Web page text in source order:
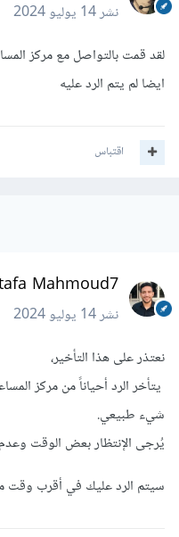
نشر14 يوليو 2024
لقد قمت بالتواصل مع مركز
ايضا لم يتم الرد عليه
اقتباس
Mahmoud7
نشر14 يوليو 2024
نعتذر على هذا التأخير،
يتأخر الرد أحياناً من مركز
شيء طبيعي.
يُرجى الإنتظار بعض الوقت وعدم
سيتم الرد عليك في أقرب وقت